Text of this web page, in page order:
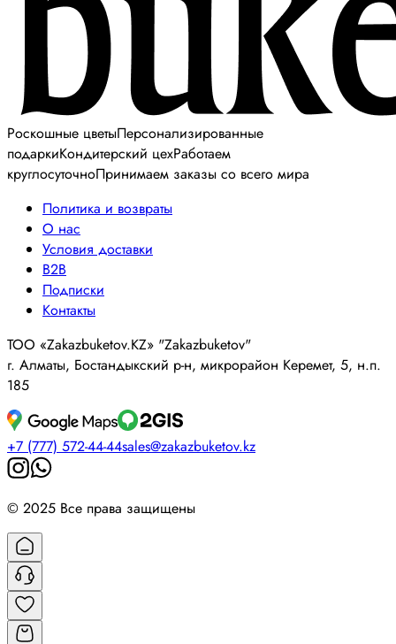
Роскошные цветыПерсонализированные
подаркиКондитерский цехРаботаем
круглосуточноПринимаем заказы со всего мира
Политика и возвраты
О нас
Условия доставки
B2B
Подписки
Контакты
ТОО «Zakazbuketov.KZ» "Zakazbuketov"
г. Алматы, Бостандыкский р-н, микрорайон Керемет, 5, н.п.
185
+7 (777) 572-44-44sales@zakazbuketov.kz
© 2025 Все права защищены